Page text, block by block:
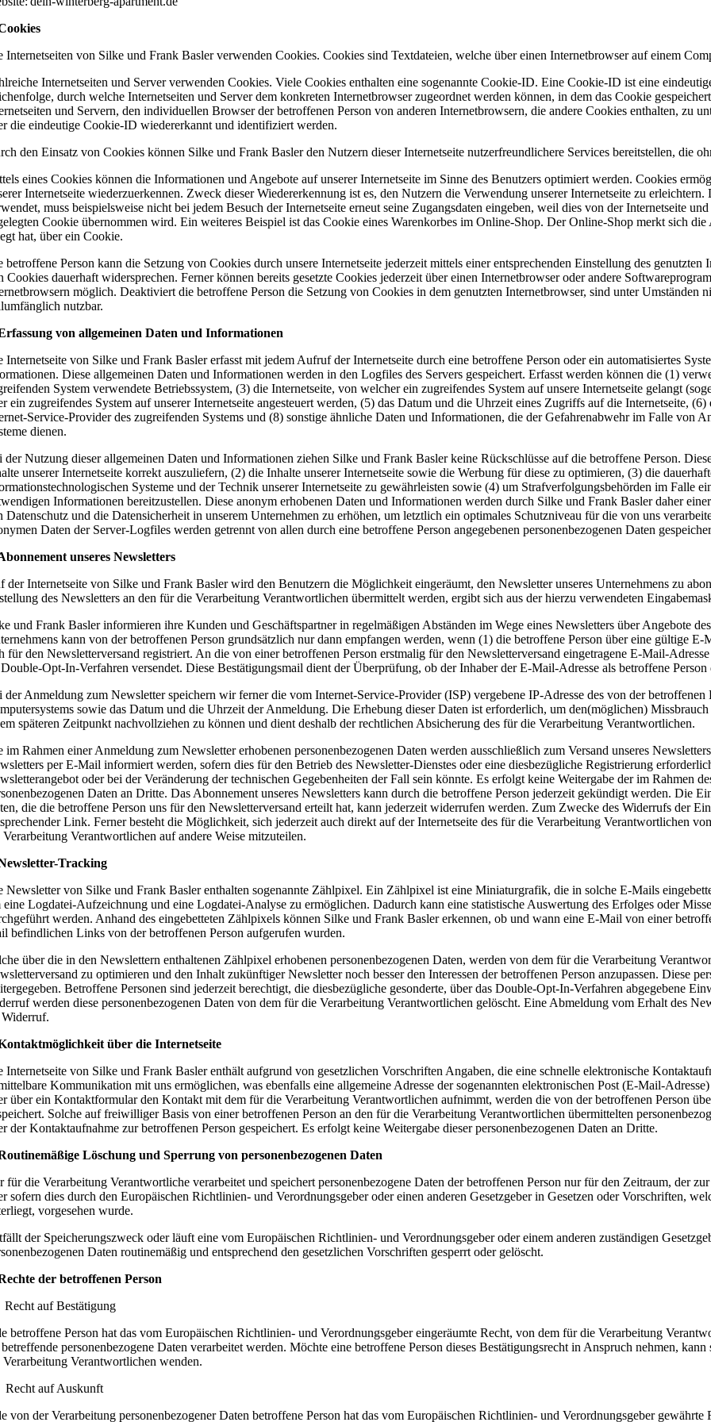
Internetseiten von Silke und Frank Basler verwenden Cookies. Cookies sind Textdateien, welche über einen Internetbrowser auf einem
Internetseiten und Server verwenden Cookies. Viele Cookies enthalten eine sogenannte Cookie-ID. Eine Cookie-ID ist eine
durch welche Internetseiten und Server dem konkreten Internetbrowser zugeordnet werden können, in dem das Cookie
und Servern, den individuellen Browser der betroffenen Person von anderen Internetbrowsern, die andere Cookies enthalten, zu
die eindeutige Cookie-ID wiedererkannt und identifiziert werden.
den Einsatz von Cookies können Silke und Frank Basler den Nutzern dieser Internetseite nutzerfreundlichere Services bereitstellen, die
eines Cookies können die Informationen und Angebote auf unserer Internetseite im Sinne des Benutzers optimiert werden. Cookies
Internetseite wiederzuerkennen. Zweck dieser Wiedererkennung ist es, den Nutzern die Verwendung unserer Internetseite zu
muss beispielsweise nicht bei jedem Besuch der Internetseite erneut seine Zugangsdaten eingeben, weil dies von der Internetseite
Cookie übernommen wird. Ein weiteres Beispiel ist das Cookie eines Warenkorbes im Online-Shop. Der Online-Shop merkt sich
hat, über ein Cookie.
betroffene Person kann die Setzung von Cookies durch unsere Internetseite jederzeit mittels einer entsprechenden Einstellung des
Cookies dauerhaft widersprechen. Ferner können bereits gesetzte Cookies jederzeit über einen Internetbrowser oder andere
möglich. Deaktiviert die betroffene Person die Setzung von Cookies in dem genutzten Internetbrowser, sind unter Umständen
nutzbar.
von allgemeinen Daten und Informationen
Internetseite von Silke und Frank Basler erfasst mit jedem Aufruf der Internetseite durch eine betroffene Person oder ein automatisiertes
Diese allgemeinen Daten und Informationen werden in den Logfiles des Servers gespeichert. Erfasst werden können die (1)
System verwendete Betriebssystem, (3) die Internetseite, von welcher ein zugreifendes System auf unsere Internetseite gelangt
ein zugreifendes System auf unserer Internetseite angesteuert werden, (5) das Datum und die Uhrzeit eines Zugriffs auf die Internetseite,
Service-Provider des zugreifenden Systems und (8) sonstige ähnliche Daten und Informationen, die der Gefahrenabwehr im Falle von
dienen.
der Nutzung dieser allgemeinen Daten und Informationen ziehen Silke und Frank Basler keine Rückschlüsse auf die betroffene Person.
unserer Internetseite korrekt auszuliefern, (2) die Inhalte unserer Internetseite sowie die Werbung für diese zu optimieren, (3) die
Systeme und der Technik unserer Internetseite zu gewährleisten sowie (4) um Strafverfolgungsbehörden im Falle
Informationen bereitzustellen. Diese anonym erhobenen Daten und Informationen werden durch Silke und Frank Basler daher
Datenschutz und die Datensicherheit in unserem Unternehmen zu erhöhen, um letztlich ein optimales Schutzniveau für die von uns
Daten der Server-Logfiles werden getrennt von allen durch eine betroffene Person angegebenen personenbezogenen Daten
unseres Newsletters
der Internetseite von Silke und Frank Basler wird den Benutzern die Möglichkeit eingeräumt, den Newsletter unseres Unternehmens zu
des Newsletters an den für die Verarbeitung Verantwortlichen übermittelt werden, ergibt sich aus der hierzu verwendeten
und Frank Basler informieren ihre Kunden und Geschäftspartner in regelmäßigen Abständen im Wege eines Newsletters über Angebote
kann von der betroffenen Person grundsätzlich nur dann empfangen werden, wenn (1) die betroffene Person über eine gültige
für den Newsletterversand registriert. An die von einer betroffenen Person erstmalig für den Newsletterversand eingetragene E-Mail-
Opt-In-Verfahren versendet. Diese Bestätigungsmail dient der Überprüfung, ob der Inhaber der E-Mail-Adresse als betroffene
der Anmeldung zum Newsletter speichern wir ferner die vom Internet-Service-Provider (ISP) vergebene IP-Adresse des von der
sowie das Datum und die Uhrzeit der Anmeldung. Die Erhebung dieser Daten ist erforderlich, um den(möglichen)
späteren Zeitpunkt nachvollziehen zu können und dient deshalb der rechtlichen Absicherung des für die Verarbeitung Verantwortlichen.
im Rahmen einer Anmeldung zum Newsletter erhobenen personenbezogenen Daten werden ausschließlich zum Versand unseres
per E-Mail informiert werden, sofern dies für den Betrieb des Newsletter-Dienstes oder eine diesbezügliche Registrierung
oder bei der Veränderung der technischen Gegebenheiten der Fall sein könnte. Es erfolgt keine Weitergabe der im Rahmen
Daten an Dritte. Das Abonnement unseres Newsletters kann durch die betroffene Person jederzeit gekündigt werden. Die
die die betroffene Person uns für den Newsletterversand erteilt hat, kann jederzeit widerrufen werden. Zum Zwecke des Widerrufs der
Link. Ferner besteht die Möglichkeit, sich jederzeit auch direkt auf der Internetseite des für die Verarbeitung Verantwortlichen
Verarbeitung Verantwortlichen auf andere Weise mitzuteilen.
Tracking
Newsletter von Silke und Frank Basler enthalten sogenannte Zählpixel. Ein Zählpixel ist eine Miniaturgrafik, die in solche E-Mails
eine Logdatei-Aufzeichnung und eine Logdatei-Analyse zu ermöglichen. Dadurch kann eine statistische Auswertung des Erfolges oder
werden. Anhand des eingebetteten Zählpixels können Silke und Frank Basler erkennen, ob und wann eine E-Mail von einer
befindlichen Links von der betroffenen Person aufgerufen wurden.
über die in den Newslettern enthaltenen Zählpixel erhobenen personenbezogenen Daten, werden von dem für die Verarbeitung
zu optimieren und den Inhalt zukünftiger Newsletter noch besser den Interessen der betroffenen Person anzupassen. Diese
Betroffene Personen sind jederzeit berechtigt, die diesbezügliche gesonderte, über das Double-Opt-In-Verfahren abgegebene
werden diese personenbezogenen Daten von dem für die Verarbeitung Verantwortlichen gelöscht. Eine Abmeldung vom Erhalt des
Widerruf.
über die Internetseite
Internetseite von Silke und Frank Basler enthält aufgrund von gesetzlichen Vorschriften Angaben, die eine schnelle elektronische
Kommunikation mit uns ermöglichen, was ebenfalls eine allgemeine Adresse der sogenannten elektronischen Post (E-Mail-
über ein Kontaktformular den Kontakt mit dem für die Verarbeitung Verantwortlichen aufnimmt, werden die von der betroffenen Person
Solche auf freiwilliger Basis von einer betroffenen Person an den für die Verarbeitung Verantwortlichen übermittelten
der Kontaktaufnahme zur betroffenen Person gespeichert. Es erfolgt keine Weitergabe dieser personenbezogenen Daten an Dritte.
Löschung und Sperrung von personenbezogenen Daten
für die Verarbeitung Verantwortliche verarbeitet und speichert personenbezogene Daten der betroffenen Person nur für den Zeitraum, der
sofern dies durch den Europäischen Richtlinien- und Verordnungsgeber oder einen anderen Gesetzgeber in Gesetzen oder Vorschriften,
vorgesehen wurde.
der Speicherungszweck oder läuft eine vom Europäischen Richtlinien- und Verordnungsgeber oder einem anderen zuständigen
Daten routinemäßig und entsprechend den gesetzlichen Vorschriften gesperrt oder gelöscht.
der betroffenen Person
auf Bestätigung
betroffene Person hat das vom Europäischen Richtlinien- und Verordnungsgeber eingeräumte Recht, von dem für die Verarbeitung
betreffende personenbezogene Daten verarbeitet werden. Möchte eine betroffene Person dieses Bestätigungsrecht in Anspruch nehmen,
Verarbeitung Verantwortlichen wenden.
auf Auskunft
von der Verarbeitung personenbezogener Daten betroffene Person hat das vom Europäischen Richtlinien- und Verordnungsgeber